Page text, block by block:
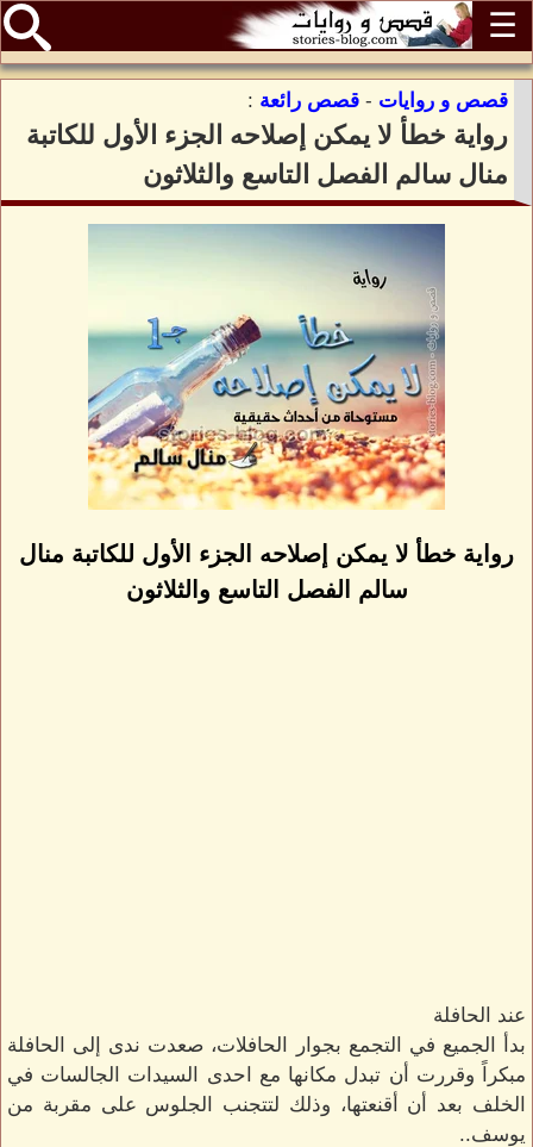
☰
قصص و روايات - قصص رائعة :
رواية خطأ لا يمكن إصلاحه الجزء الأول للكاتبة
منال سالم الفصل التاسع والثلاثون
رواية خطأ لا يمكن إصلاحه الجزء الأول للكاتبة منال
سالم الفصل التاسع والثلاثون
عند الحافلة
بدأ الجميع في التجمع بجوار الحافلات، صعدت ندى إلى الحافلة
مبكراً وقررت أن تبدل مكانها مع احدى السيدات الجالسات في
الخلف بعد أن أقنعتها، وذلك لتتجنب الجلوس على مقربة من
يوسف..